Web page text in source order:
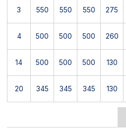
275
550
550
550
3
260
500
500
500
4
130
500
500
500
14
130
345
345
345
20